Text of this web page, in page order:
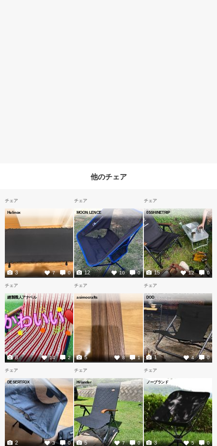
他のチェア
チェア
Helinox
7 0
3
チェア
MOON LENCE
10 0
12
チェア
05SHINETRIP
12 0
15
チェア
縫製職人アナベル
14 2
8
チェア
asimocrafts
8 1
5
チェア
DOD
4 0
1
チェア
DESERTFOX
3 0
2
チェア
Hilander
7 0
5
チェア
ノーブランド
5 0
3